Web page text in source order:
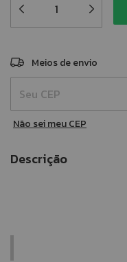
Entregas para o CEP:
Meios de envio
Não sei meu CEP
Descrição